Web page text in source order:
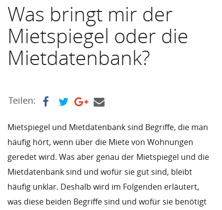
Was bringt mir der
Mietspiegel oder die
Mietdatenbank?
Teilen:
Mietspiegel und Mietdatenbank sind Begriffe, die man
häufig hört, wenn über die Miete von Wohnungen
geredet wird. Was aber genau der Mietspiegel und die
Mietdatenbank sind und wofür sie gut sind, bleibt
häufig unklar. Deshalb wird im Folgenden erläutert,
was diese beiden Begriffe sind und wofür sie benötigt